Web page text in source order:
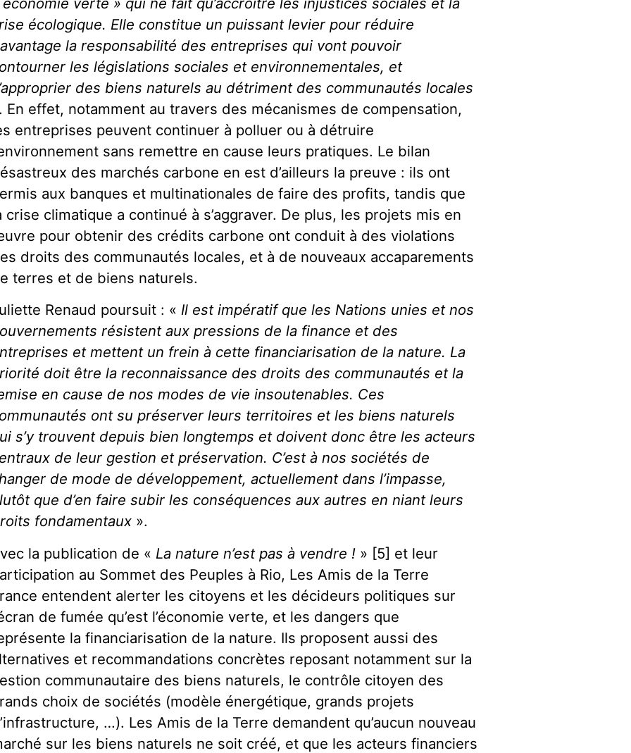
écologique. Elle constitue un puissant levier pour réduire
la responsabilité des entreprises qui vont pouvoir
les législations sociales et environnementales, et
des biens naturels au détriment des communautés locales
En effet, notamment au travers des mécanismes de compensation,
entreprises peuvent continuer à polluer ou à détruire
sans remettre en cause leurs pratiques. Le bilan
des marchés carbone en est d’ailleurs la preuve : ils ont
aux banques et multinationales de faire des profits, tandis que
crise climatique a continué à s’aggraver. De plus, les projets mis en
pour obtenir des crédits carbone ont conduit à des violations
droits des communautés locales, et à de nouveaux accaparements
terres et de biens naturels.
Renaud poursuit : « Il est impératif que les Nations unies et nos
résistent aux pressions de la finance et des
et mettent un frein à cette financiarisation de la nature. La
doit être la reconnaissance des droits des communautés et la
en cause de nos modes de vie insoutenables. Ces
ont su préserver leurs territoires et les biens naturels
s’y trouvent depuis bien longtemps et doivent donc être les acteurs
de leur gestion et préservation. C’est à nos sociétés de
de mode de développement, actuellement dans l’impasse,
que d’en faire subir les conséquences aux autres en niant leurs
fondamentaux ».
la publication de « La nature n’est pas à vendre ! » [5] et leur
au Sommet des Peuples à Rio, Les Amis de la Terre
entendent alerter les citoyens et les décideurs politiques sur
de fumée qu’est l’économie verte, et les dangers que
la financiarisation de la nature. Ils proposent aussi des
et recommandations concrètes reposant notamment sur la
communautaire des biens naturels, le contrôle citoyen des
choix de sociétés (modèle énergétique, grands projets
…). Les Amis de la Terre demandent qu’aucun nouveau
sur les biens naturels ne soit créé, et que les acteurs financiers